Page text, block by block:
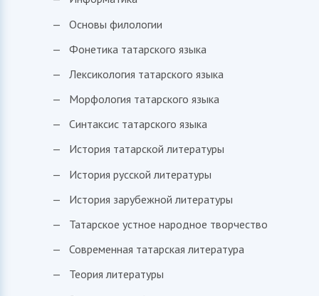
Основы филологии
Фонетика татарского языка
Лексикология татарского языка
Морфология татарского языка
Синтаксис татарского языка
История татарской литературы
История русской литературы
История зарубежной литературы
Татарское устное народное творчество
Современная татарская литература
Теория литературы